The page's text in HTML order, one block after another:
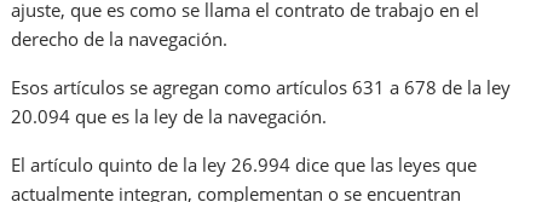
ajuste, que es como se llama el contrato de trabajo en el
derecho de la navegación.
Esos artículos se agregan como artículos 631 a 678 de la ley
20.094 que es la ley de la navegación.
El artículo quinto de la ley 26.994 dice que las leyes que
actualmente integran, complementan o se encuentran